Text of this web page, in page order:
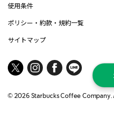
使用条件
ポリシー・約款・規約一覧
サイトマップ
© 2026Starbucks Coffee Company.